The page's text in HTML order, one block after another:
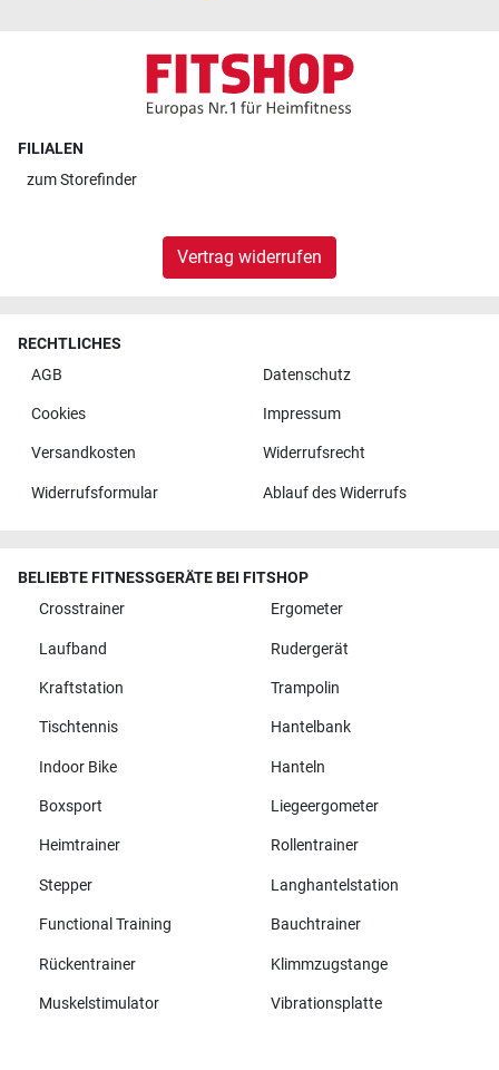
FILIALEN
zumStorefinder
Vertrag widerrufen
RECHTLICHES
AGB
Datenschutz
Cookies Impressum
Versandkosten Widerrufsrecht
Widerrufsformular Ablauf des Widerrufs
BELIEBTE FITNESSGERÄTE BEI FITSHOP
Crosstrainer
Ergometer
Laufband Rudergerät
Kraftstation Trampolin
Tischtennis Hantelbank
Indoor Bike Hanteln
Boxsport Liegeergometer
Heimtrainer Rollentrainer
Stepper Langhantelstation
Functional Training Bauchtrainer
Rückentrainer Klimmzugstange
Muskelstimulator Vibrationsplatte